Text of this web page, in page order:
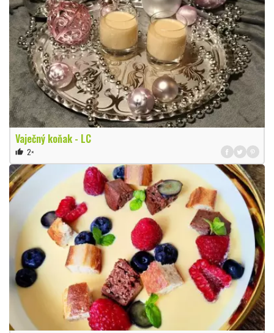
Vaječný koňak - LC
thumb_up 2×